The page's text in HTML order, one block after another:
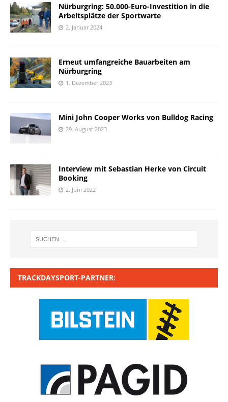
Nürburgring: 50.000-Euro-Investition in die
Arbeitsplätze der Sportwarte
2. Januar 2024
Erneut umfangreiche Bauarbeiten am
Nürburgring
1. Dezember 2023
Mini John Cooper Works von Bulldog Racing
29. August 2023
Interview mit Sebastian Herke von Circuit
Booking
2. Juni 2022
TRACKDAYSPORT-PARTNER: